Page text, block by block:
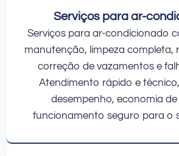
Serviços para ar-
Serviços para ar-condicionado
manutenção, limpeza completa,
correção de vazamentos e
Atendimento rápido e
desempenho, economia de
funcionamento seguro para o